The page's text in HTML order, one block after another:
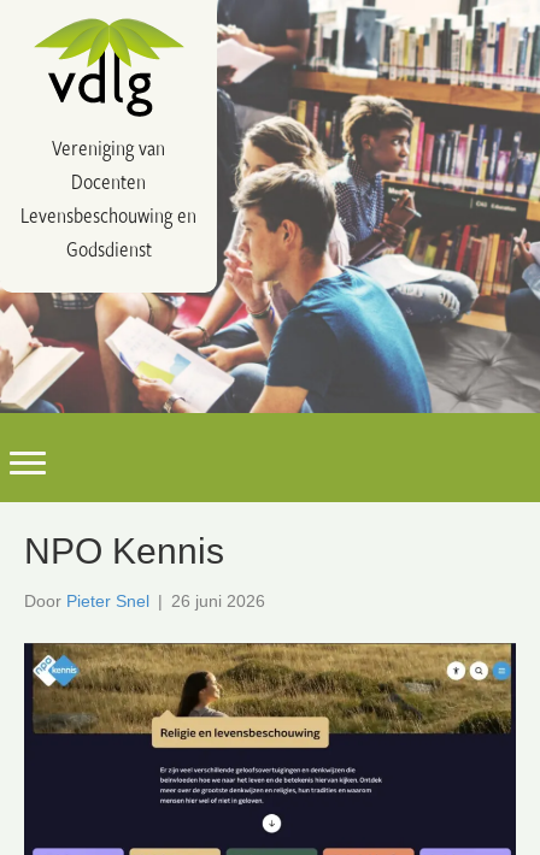
Vereniging van
Docenten
Levensbeschouwing en
Godsdienst
NPO Kennis
Door Pieter Snel | 26 juni 2026